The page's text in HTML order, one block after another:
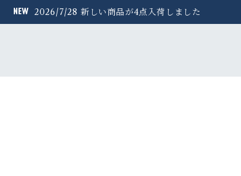
2026/7/28 新しい商品が4点入荷しました